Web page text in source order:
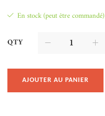
En stock (peut être commandé)
QTY
AJOUTER AU PANIER